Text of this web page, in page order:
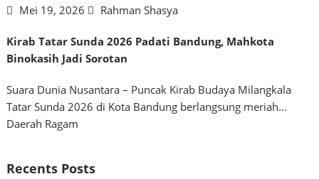
Mei 19, 2026 Rahman Shasya
Kirab Tatar Sunda 2026 Padati Bandung, Mahkota
Binokasih Jadi Sorotan
Suara Dunia Nusantara – Puncak Kirab Budaya Milangkala
Tatar Sunda 2026 di Kota Bandung berlangsung meriah...
Daerah Ragam
Recents Posts